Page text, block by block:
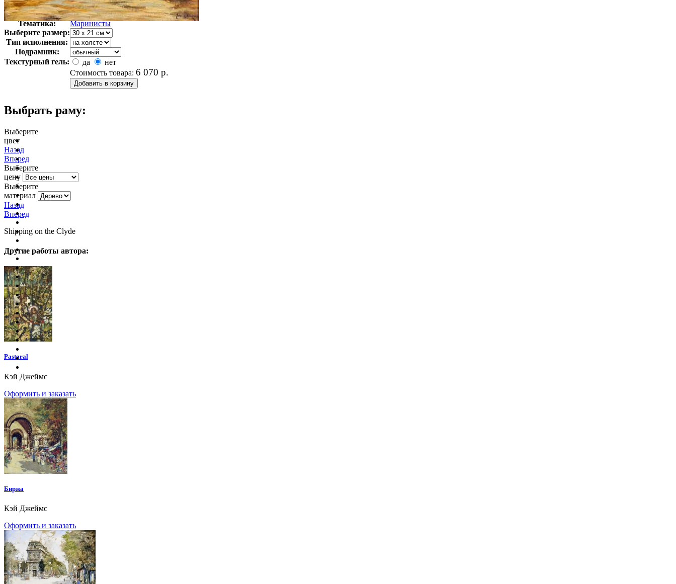
Автор:
Кэй Джеймс
Арт-стиль
Импрессионизм
Тематика:
Маринисты
Выберите размер:
Тип исполнения:
Подрамник:
Текстурный гель:
да
нет
Стоимость товара: 6 070 р.
Выбрать раму:
Выберите
цвет
Назад
Вперед
Выберите
цену
Выберите
материал
Назад
Вперед
Shipping on the Clyde
Другие работы автора:
Pastoral
Кэй Джеймс
Оформить и заказать
Биржа
Кэй Джеймс
Оформить и заказать